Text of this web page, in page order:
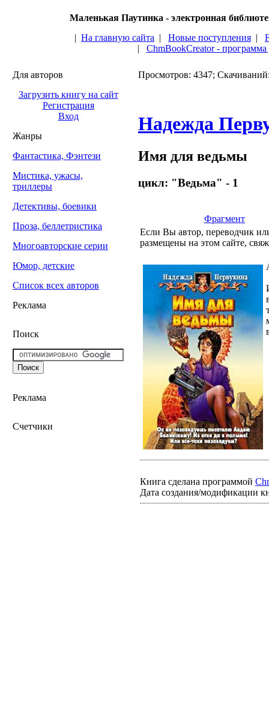
Маленькая Паутинка - электронная
| На главную сайта | Новые поступления |
| ChmBookCreator -
Для авторов
Загрузить книгу на сайт
Регистрация
Вход
Жанры
Фантастика, Фэнтези
Мистика, ужасы,
триллеры
Детективы, боевики
Проза, беллетристика
Многоавторские серии
Юмор, детские
Список всех авторов
Реклама
Поиск
Реклама
Счетчики
Просмотров: 4347;
Надежда
Имя для ведьмы
цикл: "Ведьма" - 1
Фрагмент
Если Вы автор, переводчик
размещены на этом сайте,
Книга сделана программой
Дата создания/модификации